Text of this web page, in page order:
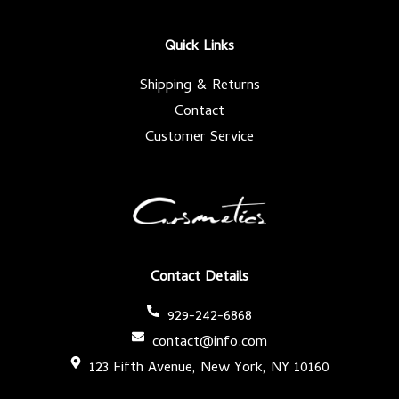
Contact Details
929-242-6868
contact@info.com
123 Fifth Avenue, New York, NY 10160
Quick Links
Shipping & Returns
Contact
Customer Service